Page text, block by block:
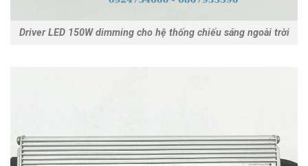
Driver LED 150W dimming cho hệ thống chiếu sáng ngoài trời